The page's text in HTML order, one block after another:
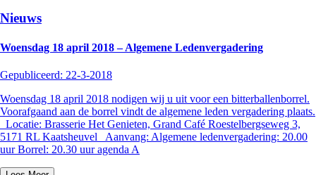
Nieuws
Woensdag 18 april 2018 – Algemene Ledenvergadering
Gepubliceerd: 22-3-2018
Woensdag 18 april 2018 nodigen wij u uit voor een bitterballenborrel.
Voorafgaand aan de borrel vindt de algemene leden vergadering plaats.
Locatie: Brasserie Het Genieten, Grand Café Roestelbergseweg 3,
5171 RL Kaatsheuvel Aanvang: Algemene ledenvergadering: 20.00
uur Borrel: 20.30 uur agenda A